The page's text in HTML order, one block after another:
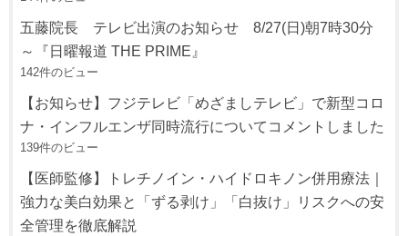
五藤院長 テレビ出演のお知らせ 8/27(日)朝7時30分
～『日曜報道 THE PRIME』
142件のビュー
【お知らせ】フジテレビ「めざましテレビ」で新型コロ
ナ・インフルエンザ同時流行についてコメントしました
139件のビュー
【医師監修】トレチノイン・ハイドロキノン併用療法｜
強力な美白効果と「ずる剥け」「白抜け」リスクへの安
全管理を徹底解説